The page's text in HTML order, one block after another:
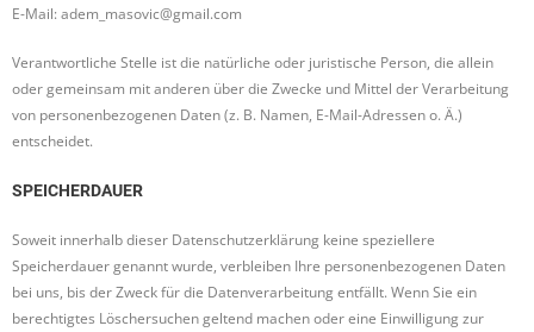
E-Mail: adem_masovic@gmail.com
Verantwortliche Stelle ist die natürliche oder juristische Person, die allein
oder gemeinsam mit anderen über die Zwecke und Mittel der Verarbeitung
von personenbezogenen Daten (z. B. Namen, E-Mail-Adressen o. Ä.)
entscheidet.
SPEICHERDAUER
Soweit innerhalb dieser Datenschutzerklärung keine speziellere
Speicherdauer genannt wurde, verbleiben Ihre personenbezogenen Daten
bei uns, bis der Zweck für die Datenverarbeitung entfällt. Wenn Sie ein
berechtigtes Löschersuchen geltend machen oder eine Einwilligung zur